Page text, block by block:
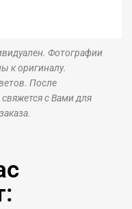
Фотографии
к оригиналу.
После
с Вами для